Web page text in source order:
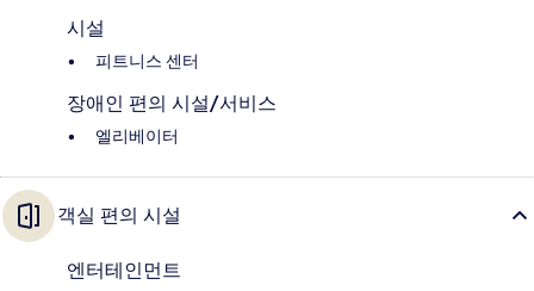
시설
피트니스 센터
장애인 편의 시설/서비스
엘리베이터
객실 편의 시설
엔터테인먼트